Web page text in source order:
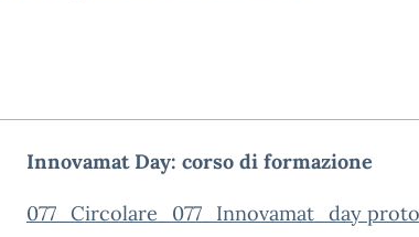
Innovamat Day: corso di formazione
077_Circolare_077_Innovamat_day